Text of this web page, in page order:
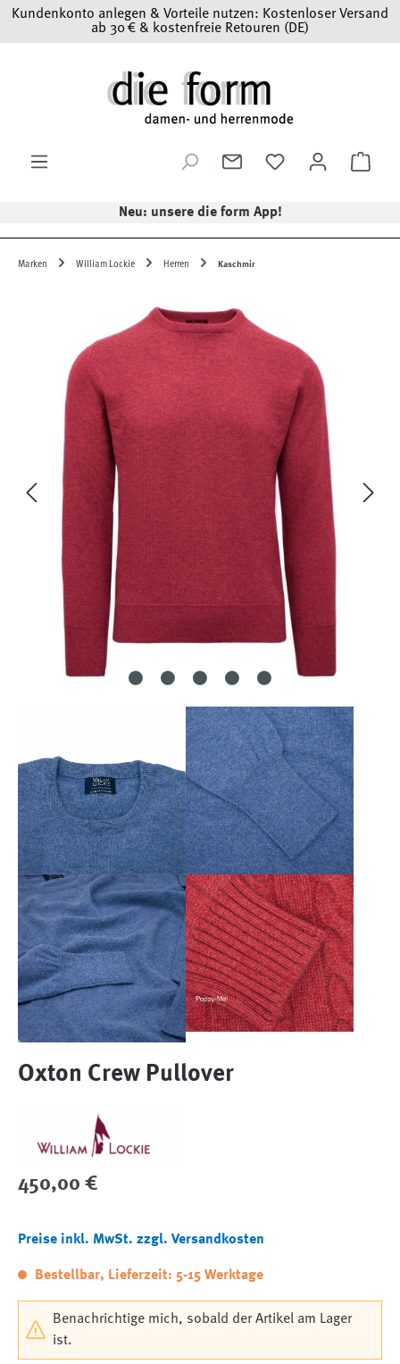
Zum Hauptinhalt springen
Kundenkonto anlegen & Vorteile nutzen: Kostenloser Versand
ab 30 € & kostenfreie Retouren (DE)
Neu: unsere die form App!
Marken William Lockie Herren Kaschmir
Oxton Crew Pullover
Regulärer Preis:
450,00 €
Preise inkl. MwSt. zzgl. Versandkosten
Bestellbar, Lieferzeit: 5-15 Werktage
Benachrichtige mich, sobald der Artikel am Lager
ist.